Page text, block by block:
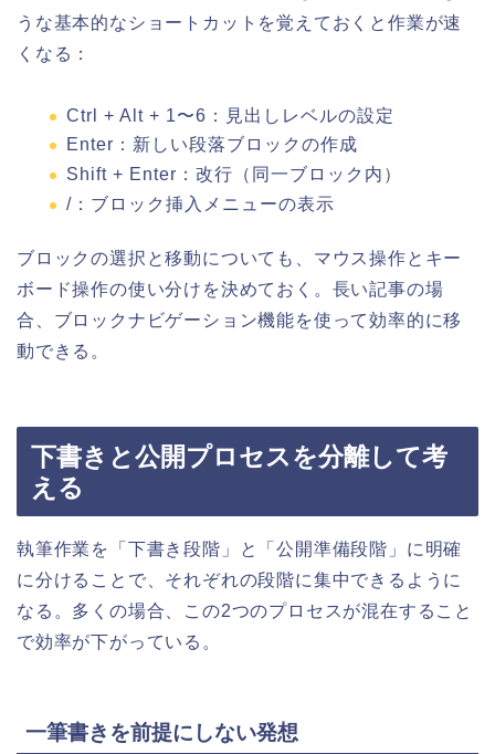
うな基本的なショートカットを覚えておくと作業が速
くなる：
Ctrl + Alt + 1〜6：見出しレベルの設定
Enter：新しい段落ブロックの作成
Shift + Enter：改行（同一ブロック内）
/：ブロック挿入メニューの表示
ブロックの選択と移動についても、マウス操作とキー
ボード操作の使い分けを決めておく。長い記事の場
合、ブロックナビゲーション機能を使って効率的に移
動できる。
下書きと公開プロセスを分離して考
える
執筆作業を「下書き段階」と「公開準備段階」に明確
に分けることで、それぞれの段階に集中できるように
なる。多くの場合、この2つのプロセスが混在すること
で効率が下がっている。
一筆書きを前提にしない発想